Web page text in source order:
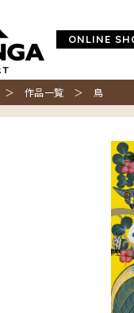
ONLINE
＞ 作品一覧 ＞ 鳥